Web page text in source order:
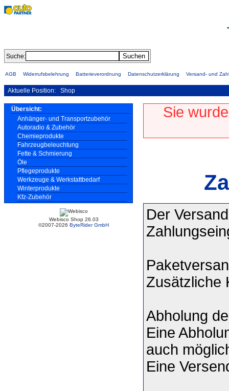
Suche:
AGB Widerrufsbelehrung Batterieverordnung Datenschutzerklärung Versand- und
Aktuelle Position: Shop
Übersicht:
Anhänger- und Transportzubehör
Autoradio & Zubehör
Chemieprodukte
Fahrzeugbeleuchtung
Fette & Schmierung
Öle
Pflegeprodukte
Werkzeuge & Werkstattbedarf
Winterprodukte
Kfz-Zubehör
Webisco Shop 26.03
©2007-2026 ByteRider GmbH
Sie
Der
Zusätzliche
Abholung
Eine
auch
Eine